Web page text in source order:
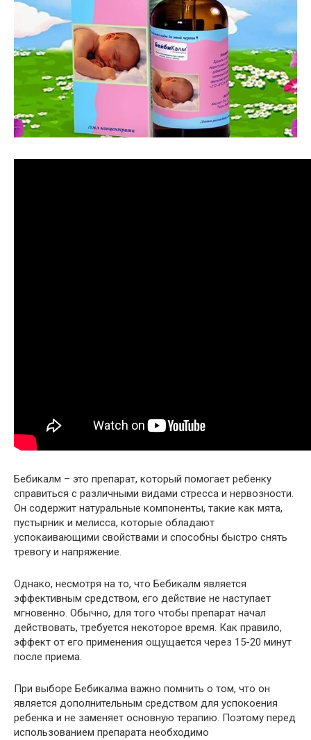
Бебикалм – это препарат, который помогает ребенку
справиться с различными видами стресса и нервозности.
Он содержит натуральные компоненты, такие как мята,
пустырник и мелисса, которые обладают
успокаивающими свойствами и способны быстро снять
тревогу и напряжение.
Однако, несмотря на то, что Бебикалм является
эффективным средством, его действие не наступает
мгновенно. Обычно, для того чтобы препарат начал
действовать, требуется некоторое время. Как правило,
эффект от его применения ощущается через 15-20 минут
после приема.
При выборе Бебикалма важно помнить о том, что он
является дополнительным средством для успокоения
ребенка и не заменяет основную терапию. Поэтому перед
использованием препарата необходимо